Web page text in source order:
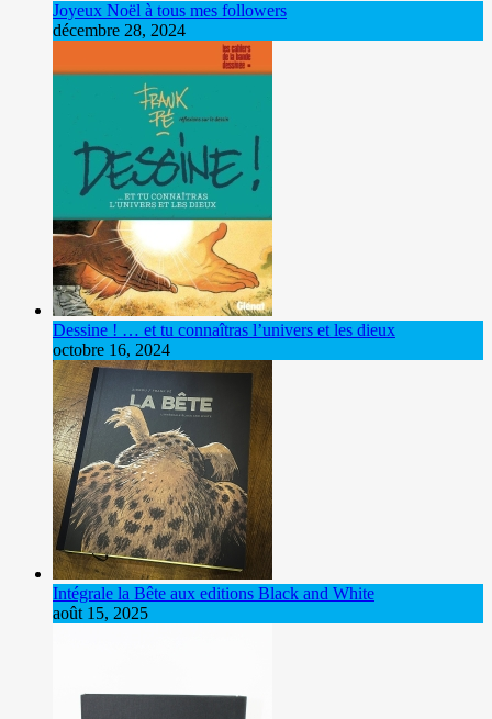
Joyeux Noël à tous mes followers
décembre 28, 2024
Dessine ! … et tu connaîtras l’univers et les dieux
octobre 16, 2024
Intégrale la Bête aux editions Black and White
août 15, 2025